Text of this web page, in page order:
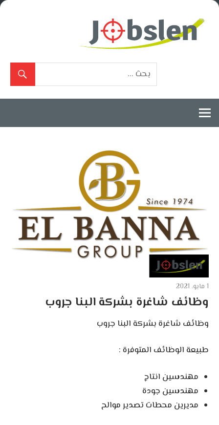
Skip
1 مايو، 2021
وظائف شاغرة بشركة البنا جروب
وظائف شاغرة بشركة البنا جروب
طبيعة الوظائف المتوفرة :
مهندسين انتاج
مهندسين جودة
مديرين محطات تصدير موالح